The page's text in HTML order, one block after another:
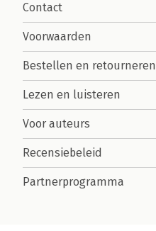
Contact
Voorwaarden
Bestellen en retourneren
Lezen en luisteren
Voor auteurs
Recensiebeleid
Partnerprogramma